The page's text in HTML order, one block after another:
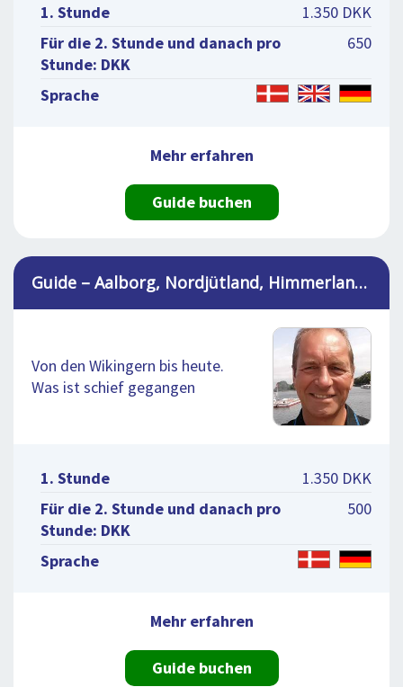
1. Stunde
1.350 DKK
Für die 2. Stunde und danach pro
Stunde: DKK
650
Sprache
Mehr erfahren
Guide buchen
Guide – Aalborg, Nordjütland, Himmerland und Aarhus, Per
Von den Wikingern bis heute.
Was ist schief gegangen
1. Stunde
1.350 DKK
Für die 2. Stunde und danach pro
Stunde: DKK
500
Sprache
Mehr erfahren
Guide buchen